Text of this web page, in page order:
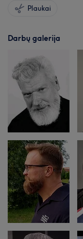
Plaukai
Darbų galerija